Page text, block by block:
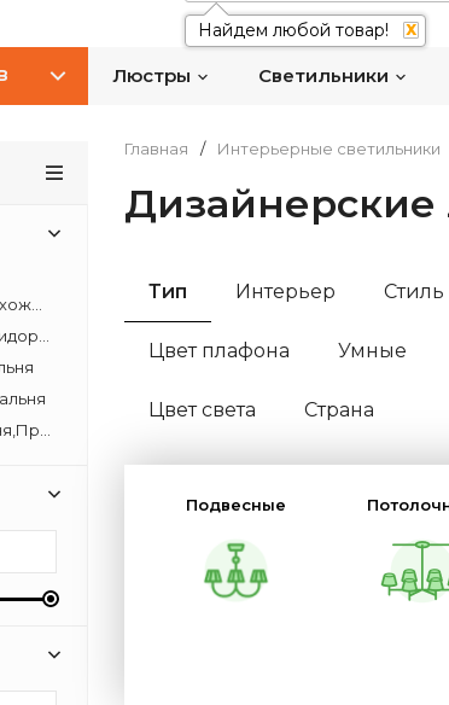
Найдем любой товар! X
Люстры Светильники
Главная / Интерьерные светильники
Дизайнерские
Тип Интерьер Стиль
Цвет плафона Умные
Цвет света Страна
Подвесные